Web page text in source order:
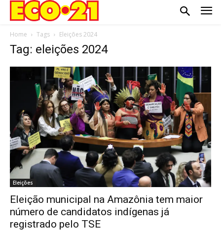
Home Tags Eleições 2024
Tag: eleições 2024
Eleições
Eleição municipal na Amazônia tem maior
número de candidatos indígenas já
registrado pelo TSE